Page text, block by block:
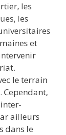
les
les
et
le terrain
Cependant,
ailleurs
dans le